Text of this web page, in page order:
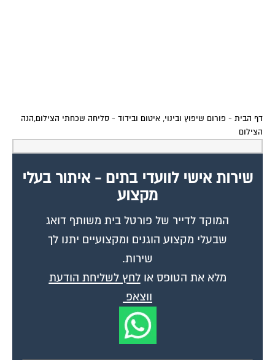
דף הבית - פורום שיפוץ ובינוי, איטום ובידוד - סליחה שכחתי הצילום,הנה
הצילום
שירות אישי לוועדי בתים - איתור בעלי
מקצוע
המוקד לדייר של פורטל בית משותף דואג
שבעלי מקצוע הוגנים ומקצועיים יתנו לך
שירות.
מלא את הטופס אולחץ לשליחת הודעת
ווצאפ